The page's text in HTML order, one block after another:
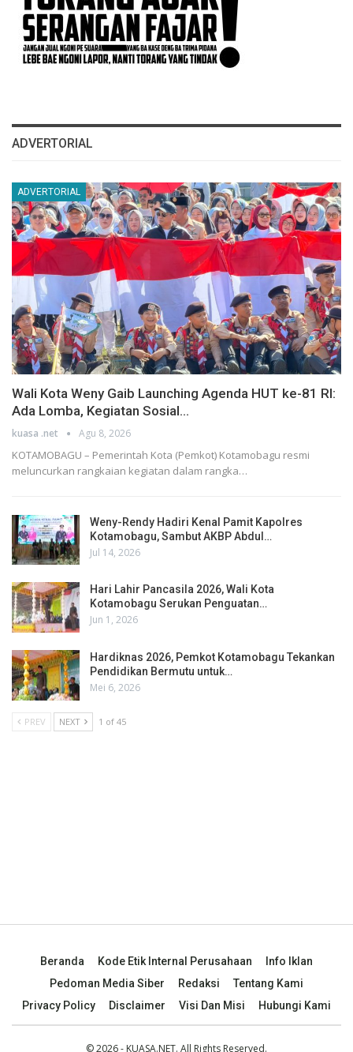
ADVERTORIAL
ADVERTORIAL
Wali Kota Weny Gaib Launching Agenda HUT ke-81 RI:
Ada Lomba, Kegiatan Sosial…
kuasa .net Agu 8, 2026
KOTAMOBAGU – Pemerintah Kota (Pemkot) Kotamobagu resmi
meluncurkan rangkaian kegiatan dalam rangka…
Weny-Rendy Hadiri Kenal Pamit Kapolres
Kotamobagu, Sambut AKBP Abdul…
Jul 14, 2026
Hari Lahir Pancasila 2026, Wali Kota
Kotamobagu Serukan Penguatan…
Jun 1, 2026
Hardiknas 2026, Pemkot Kotamobagu Tekankan
Pendidikan Bermutu untuk…
Mei 6, 2026
PREV NEXT 1 of 45
Beranda Kode Etik Internal Perusahaan
Info Iklan
Pedoman Media Siber
Redaksi
Tentang Kami
Privacy Policy
Disclaimer Visi Dan Misi Hubungi Kami
© 2026 - KUASA.NET. All Rights Reserved.